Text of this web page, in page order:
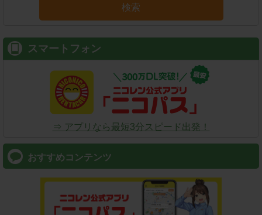
検索
スマートフォン
⇒ アプリなら最短3分スピード出発！
おすすめコンテンツ